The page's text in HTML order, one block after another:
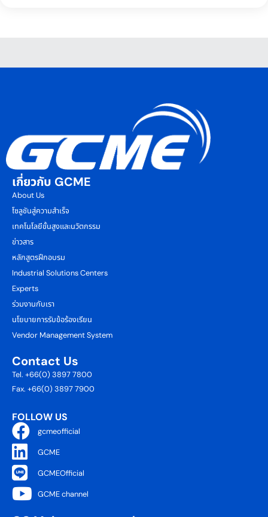
เกี่ยวกับ GCME
About Us
โซลูชันสู่ความสำเร็จ
เทคโนโลยีขั้นสูงและนวัตกรรม
ข่าวสาร
หลักสูตรฝึกอบรม
Industrial Solutions Centers
Experts
ร่วมงานกับเรา
นโยบายการรับข้อร้องเรียน
Vendor Management System
Contact Us
Tel. +66(0) 3897 7800
Fax. +66(0) 3897 7900
FOLLOW US
gcmeofficial
GCME
GCMEOfficial
GCME channel